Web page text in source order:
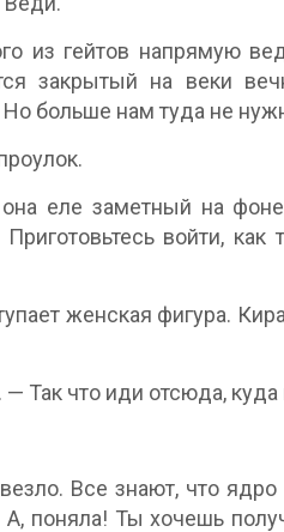
из гейтов напрямую
закрытый на веки
больше нам туда не
еле заметный на
войти, как
женская фигура.
Так что иди отсюда,
Все знают, что
поняла! Ты хочешь